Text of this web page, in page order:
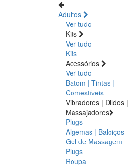
Adultos
Ver tudo
Kits
Ver tudo
Kits
Acessórios
Ver tudo
Batom | Tintas |
Comestíveis
Vibradores | Dildos |
Massajadores
Plugs
Algemas | Baloiços
Gel de Massagem
Plugs
Roupa